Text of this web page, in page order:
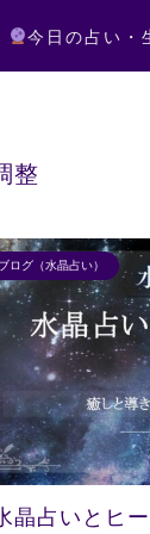
今日の占い・
整
ブログ（水晶占い）
晶占いとヒ